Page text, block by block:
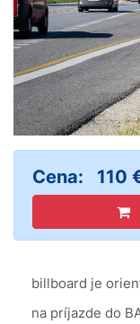
Cena: 110
billboard je
na príjazde do